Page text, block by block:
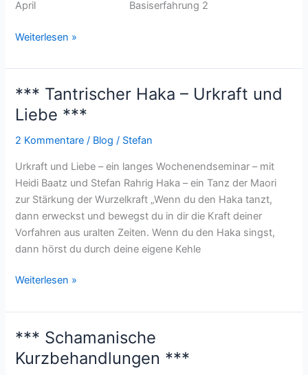
April Basiserfahrung 2
Weiterlesen »
*** Tantrischer Haka – Urkraft und
Liebe ***
2 Kommentare / Blog / Stefan
Urkraft und Liebe – ein langes Wochenendseminar – mit
Heidi Baatz und Stefan Rahrig Haka – ein Tanz der Maori
zur Stärkung der Wurzelkraft „Wenn du den Haka tanzt,
dann erweckst und bewegst du in dir die Kraft deiner
Vorfahren aus uralten Zeiten. Wenn du den Haka singst,
dann hörst du durch deine eigene Kehle
***
Tantrischer
Haka
–
und
Liebe
***
Weiterlesen »
*** Schamanische
Kurzbehandlungen ***
***
Schamanische
Kurzbehandlungen